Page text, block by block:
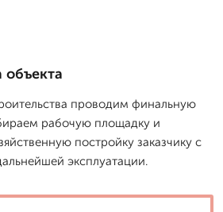
объекта
проводим финальную
рабочую площадку и
постройку заказчику с
эксплуатации.